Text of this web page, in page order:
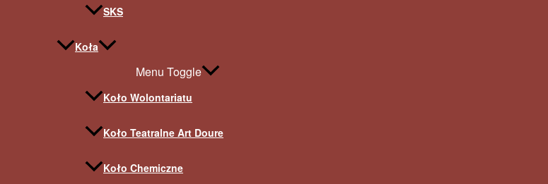
SKS
Koła
Menu Toggle
Koło Wolontariatu
Koło Teatralne Art Doure
Koło Chemiczne